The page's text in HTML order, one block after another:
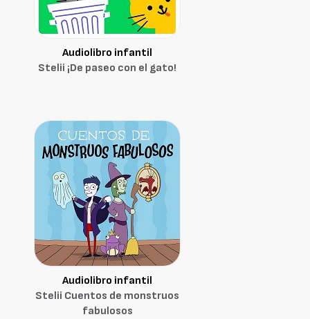
Audiolibro infantil
Stelii ¡De paseo con el gato!
Audiolibro infantil
Stelii Cuentos de monstruos
fabulosos